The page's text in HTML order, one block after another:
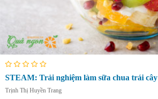
STEAM: Trải nghiệm làm sữa chua trái cây
Trịnh Thị Huyền Trang